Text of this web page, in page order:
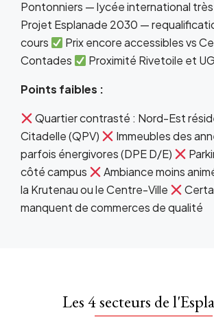
Pontonniers — lycée international
Projet Esplanade 2030 —
cours
Prix encore accessibles vs
Contades
Proximité Rivetoile et
Points faibles :
Quartier contrasté : Nord-Est
Citadelle (QPV)
Immeubles des
parfois énergivores (DPE D/E)
côté campus
Ambiance moins
la Krutenau ou le Centre-Ville
manquent de commerces de qualité
Les 4 secteurs de